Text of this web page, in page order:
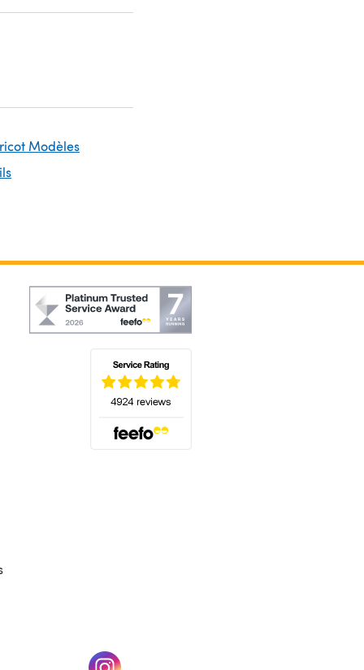
Modèles
nouvel onglet) (s'ouvre dans un nouvel onglet)